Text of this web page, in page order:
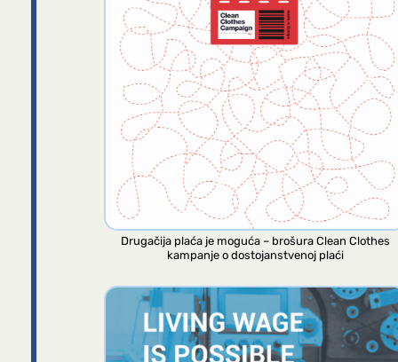
Drugačija plaća je moguća – brošura Clean Clothes
kampanje o dostojanstvenoj plaći